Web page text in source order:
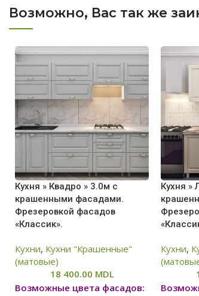
Возможно, Вас так же
Кухня » Квадро » 3.0м с
крашенными фасадами.
Фрезеровкой фасадов
«Классик».
Кухни, Кухни "Крашенные"
(матовые)
18 400.00 MDL
Возможные цвета фасадов:
Кухня »
Кухни,